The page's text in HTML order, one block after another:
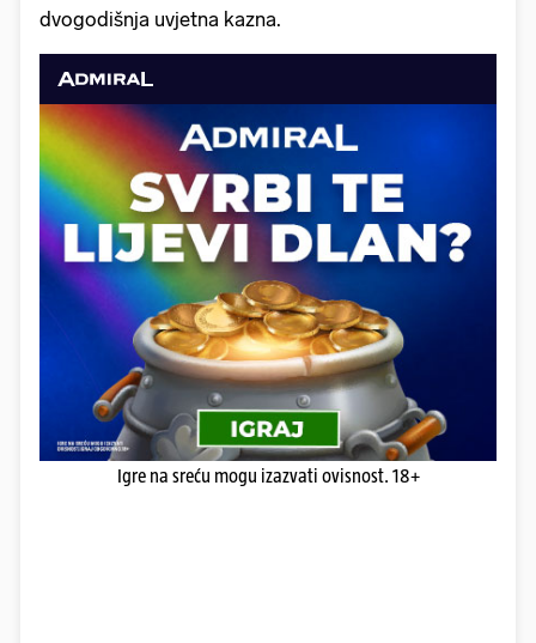
dvogodišnja uvjetna kazna.
Igre na sreću mogu izazvati ovisnost. 18+